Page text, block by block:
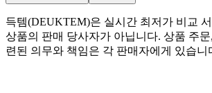
득템(DEUKTEM)은 실시간 최저가 비교
상품의 판매 당사자가 아닙니다. 상품 주
련된 의무와 책임은 각 판매자에게 있습니